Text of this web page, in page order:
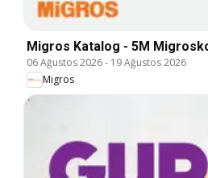
Migros Katalog - 5M
06 Ağustos 2026- 19 Ağustos 2026
Migros